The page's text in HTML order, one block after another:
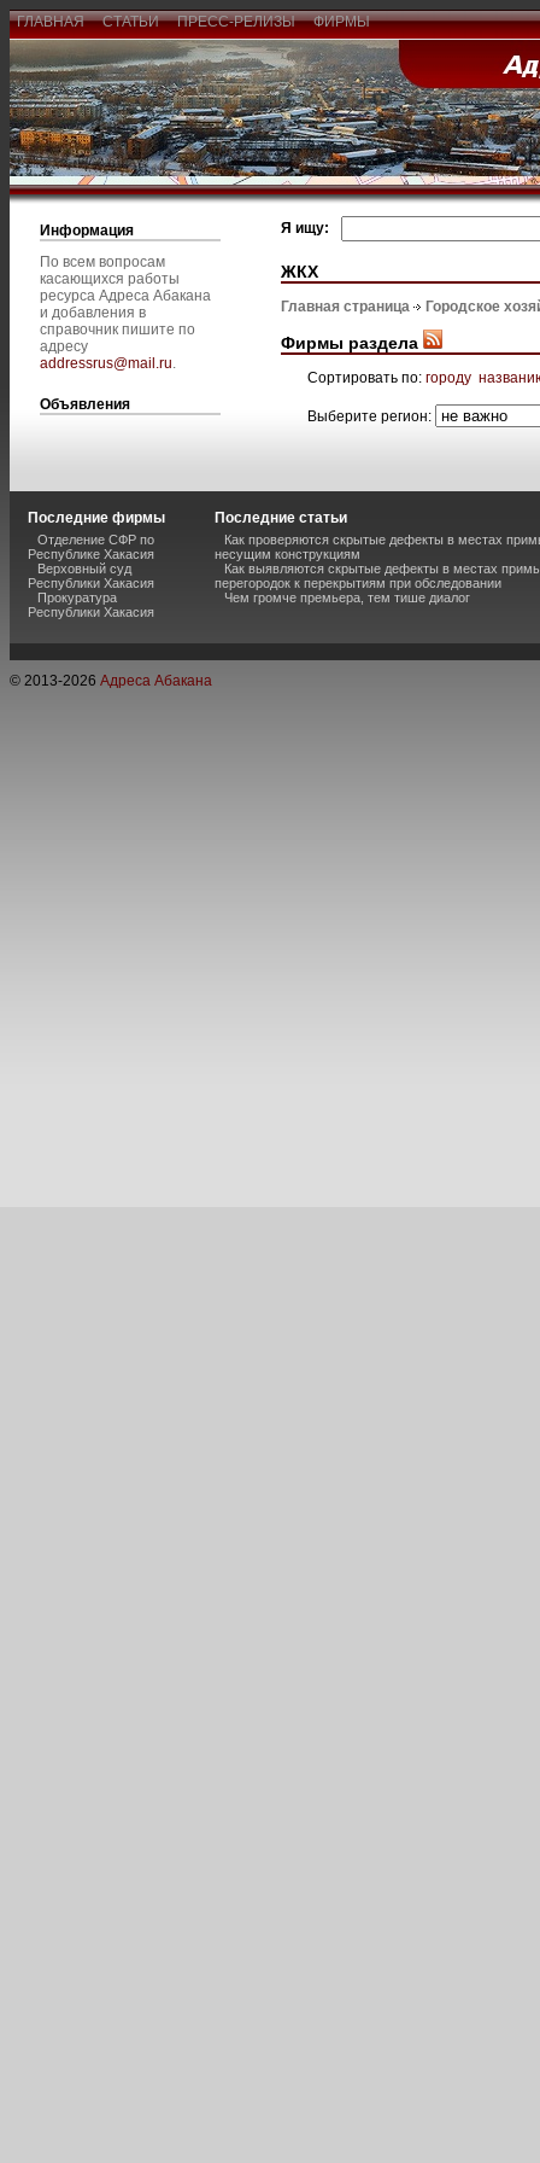
ГЛАВНАЯ СТАТЬИ ПРЕСС-РЕЛИЗЫ ФИРМЫ
Информация
По всем вопросам
касающихся работы
ресурса Адреса Абакана
и добавления в
справочник пишите по
адресу
addressrus@mail.ru.
Объявления
Я ищу:
ЖКХ
Главная страница Городское
Фирмы раздела
Сортировать по: городу
Выберите регион:
Последние фирмы
Отделение СФР по
Республике Хакасия
Верховный суд
Республики Хакасия
Прокуратура
Республики Хакасия
Последние статьи
Как проверяются скрытые дефекты в местах
несущим конструкциям
Как выявляются скрытые дефекты в местах
перегородок к перекрытиям при обследовании
Чем громче премьера, тем тише диалог
© 2013-2026 Адреса Абакана